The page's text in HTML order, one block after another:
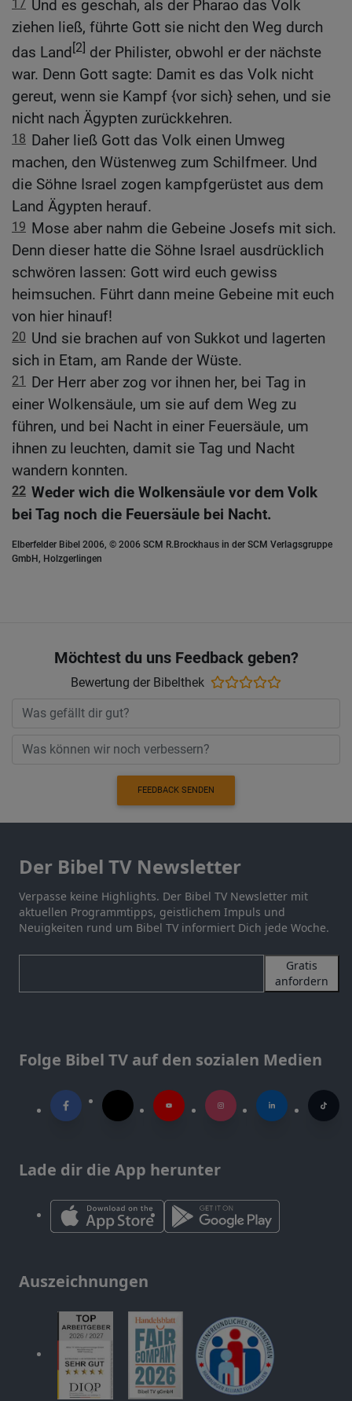
17 Und es geschah, als der Pharao das Volk
ziehen ließ, führte Gott sie nicht den Weg durch
das Land[2] der Philister, obwohl er der nächste
war. Denn Gott sagte: Damit es das Volk nicht
gereut, wenn sie Kampf {vor sich} sehen, und sie
nicht nach Ägypten zurückkehren.
18 Daher ließ Gott das Volk einen Umweg
machen, den Wüstenweg zum Schilfmeer. Und
die Söhne Israel zogen kampfgerüstet aus dem
Land Ägypten herauf.
19 Mose aber nahm die Gebeine Josefs mit sich.
Denn dieser hatte die Söhne Israel ausdrücklich
schwören lassen: Gott wird euch gewiss
heimsuchen. Führt dann meine Gebeine mit euch
von hier hinauf!
20 Und sie brachen auf von Sukkot und lagerten
sich in Etam, am Rande der Wüste.
21
Der Herr aber zog vor ihnen her, bei Tag in
einer Wolkensäule, um sie auf dem Weg zu
führen, und bei Nacht in einer Feuersäule, um
ihnen zu leuchten, damit sie Tag und Nacht
wandern konnten.
22 Weder wich die Wolkensäule vor dem Volk
bei Tag noch die Feuersäule bei Nacht.
Elberfelder Bibel 2006, © 2006 SCM R.Brockhaus in der SCM Verlagsgruppe
GmbH, Holzgerlingen
Möchtest du uns Feedback geben?
Bewertung der Bibelthek
FEEDBACK SENDEN
Der Bibel TV Newsletter
Verpasse keine Highlights. Der Bibel TV Newsletter mit
aktuellen Programmtipps, geistlichem Impuls und
Neuigkeiten rund um Bibel TV informiert Dich jede Woche.
Gratis
anfordern
Folge Bibel TV auf den sozialen Medien
Lade dir die App herunter
Auszeichnungen